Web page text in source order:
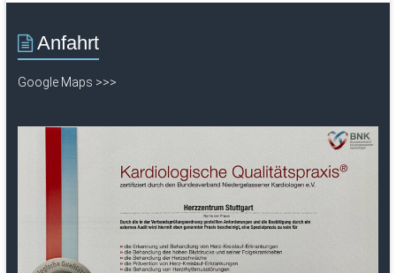
Anfahrt
Google Maps >>>